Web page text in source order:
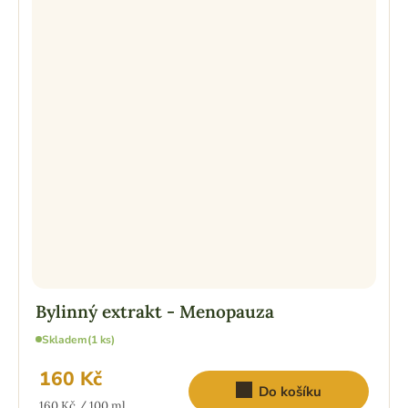
Bylinný extrakt - Menopauza
Skladem(1 ks)
160 Kč
Měrná
Do košíku